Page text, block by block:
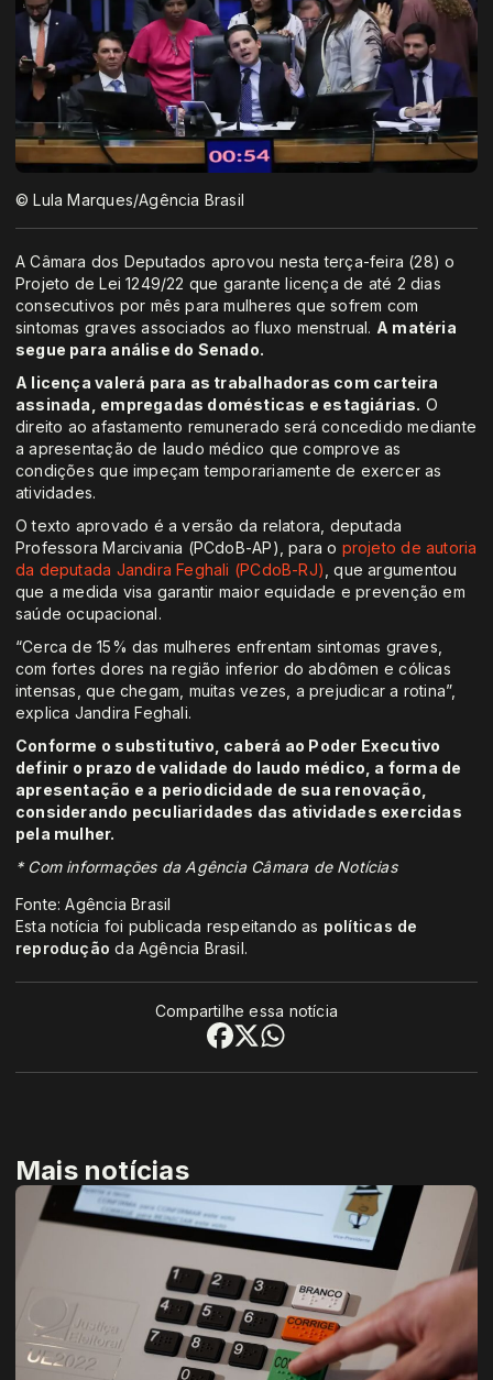
© Lula Marques/Agência Brasil
A Câmara dos Deputados aprovou nesta terça-feira (28) o
Projeto de Lei 1249/22 que garante licença de até 2 dias
consecutivos por mês para mulheres que sofrem com
sintomas graves associados ao fluxo menstrual. A matéria
segue para análise do Senado.
A licença valerá para as trabalhadoras com carteira
assinada, empregadas domésticas e estagiárias. O
direito ao afastamento remunerado será concedido mediante
a apresentação de laudo médico que comprove as
condições que impeçam temporariamente de exercer as
atividades.
O texto aprovado é a versão da relatora, deputada
Professora Marcivania (PCdoB-AP), para o projeto de autoria
da deputada Jandira Feghali (PCdoB-RJ) , que argumentou
que a medida visa garantir maior equidade e prevenção em
saúde ocupacional.
“Cerca de 15% das mulheres enfrentam sintomas graves,
com fortes dores na região inferior do abdômen e cólicas
intensas, que chegam, muitas vezes, a prejudicar a rotina”,
explica Jandira Feghali.
Conforme o substitutivo, caberá ao Poder Executivo
definir o prazo de validade do laudo médico, a forma de
apresentação e a periodicidade de sua renovação,
considerando peculiaridades das atividades exercidas
pela mulher.
* Com informações da Agência Câmara de Notícias
Fonte: Agência Brasil
Esta notícia foi publicada respeitando as políticas de
reprodução da Agência Brasil.
Compartilhe essa notícia
Mais notícias